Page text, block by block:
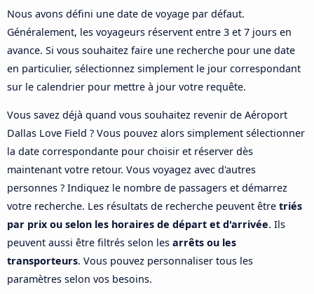
Nous avons défini une date de voyage par défaut.
Généralement, les voyageurs réservent entre 3 et 7 jours en
avance. Si vous souhaitez faire une recherche pour une date
en particulier, sélectionnez simplement le jour correspondant
sur le calendrier pour mettre à jour votre requête.
Vous savez déjà quand vous souhaitez revenir de Aéroport
Dallas Love Field ? Vous pouvez alors simplement sélectionner
la date correspondante pour choisir et réserver dès
maintenant votre retour. Vous voyagez avec d'autres
personnes ? Indiquez le nombre de passagers et démarrez
votre recherche. Les résultats de recherche peuvent être triés
par prix ou selon les horaires de départ et d'arrivée. Ils
peuvent aussi être filtrés selon les arrêts ou les
transporteurs. Vous pouvez personnaliser tous les
paramètres selon vos besoins.